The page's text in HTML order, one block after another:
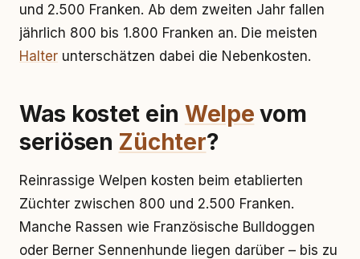
und 2.500 Franken. Ab dem zweiten Jahr fallen
jährlich 800 bis 1.800 Franken an. Die meisten
Halter unterschätzen dabei die Nebenkosten.
Was kostet ein Welpe vom
seriösen Züchter?
Reinrassige Welpen kosten beim etablierten
Züchter zwischen 800 und 2.500 Franken.
Manche Rassen wie Französische Bulldoggen
oder Berner Sennenhunde liegen darüber – bis zu